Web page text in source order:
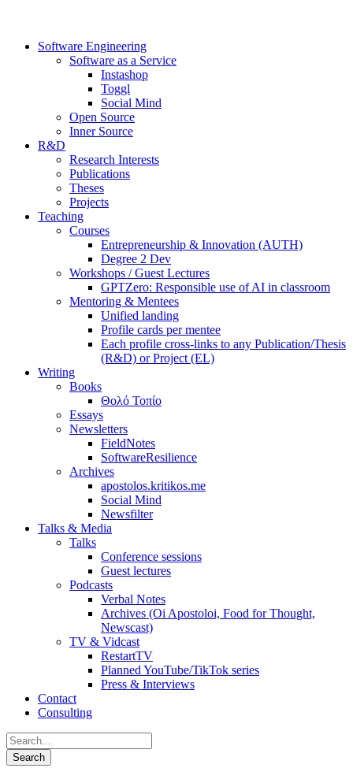
Software Engineering
Software as a Service
Instashop
Toggl
Social Mind
Open Source
Inner Source
R&D
Research Interests
Publications
Theses
Projects
Teaching
Courses
Entrepreneurship & Innovation (AUTH)
Degree 2 Dev
Workshops / Guest Lectures
GPTZero: Responsible use of AI in classroom
Mentoring & Mentees
Unified landing
Profile cards per mentee
Each profile cross-links to any Publication/Thesis
(R&D) or Project (EL)
Writing
Books
Θολό Τοπίο
Essays
Newsletters
FieldNotes
SoftwareResilience
Archives
apostolos.kritikos.me
Social Mind
Newsfilter
Talks & Media
Talks
Conference sessions
Guest lectures
Podcasts
Verbal Notes
Archives (Oi Apostoloi, Food for Thought,
Newscast)
TV & Vidcast
RestartTV
Planned YouTube/TikTok series
Press & Interviews
Contact
Consulting